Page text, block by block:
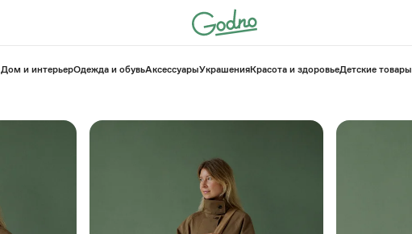
⁠Дом и интерьерОдежда и обувьАксессуарыУкрашенияКрасота и здоровье⁠Детские товары